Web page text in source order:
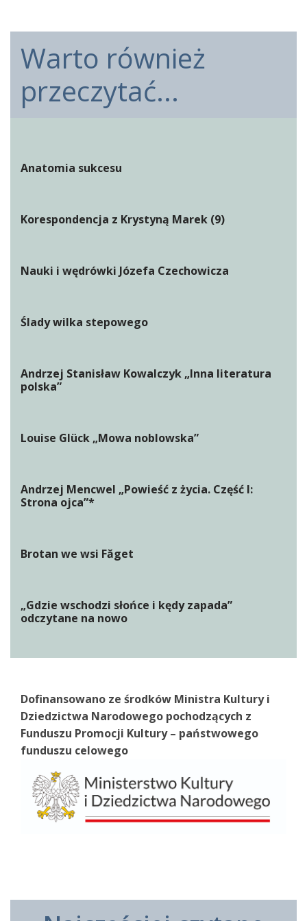
Warto również
przeczytać...
Anatomia sukcesu
Korespondencja z Krystyną Marek (9)
Nauki i wędrówki Józefa Czechowicza
Ślady wilka stepowego
Andrzej Stanisław Kowalczyk „Inna literatura
polska”
Louise Glück „Mowa noblowska”
Andrzej Mencwel „Powieść z życia. Część I:
Strona ojca”*
Brotan we wsi Făget
„Gdzie wschodzi słońce i kędy zapada”
odczytane na nowo
Dofinansowano ze środków Ministra Kultury i
Dziedzictwa Narodowego pochodzących z
Funduszu Promocji Kultury – państwowego
funduszu celowego